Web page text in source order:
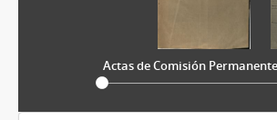
Actas de Comisión